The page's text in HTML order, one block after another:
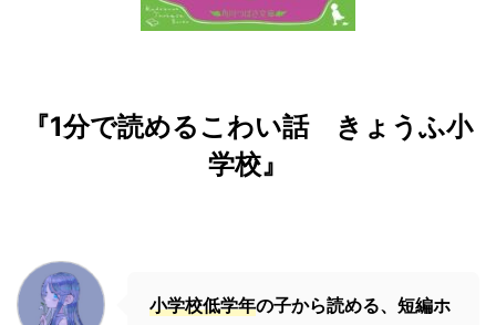
『1分で読めるこわい話 きょうふ小
学校』
小学校低学年の子から読める、短編ホ